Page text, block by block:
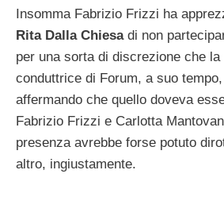
Insomma Fabrizio Frizzi ha
Rita Dalla Chiesadi non
per una sorta di discrezione che
conduttrice di Forum, a suo
affermando che quello doveva
Fabrizio Frizzi e Carlotta
presenza avrebbe forse potuto
altro, ingiustamente.